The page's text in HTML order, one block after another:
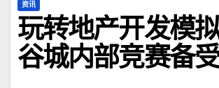
资讯
玩转地产开发模
谷城内部竞赛备